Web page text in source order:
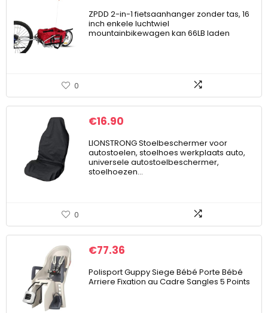
ZPDD 2-in-1 fietsaanhanger zonder tas, 16
inch enkele luchtwiel
mountainbikewagen kan 66LB laden
0
€16.90
LIONSTRONG Stoelbeschermer voor
autostoelen, stoelhoes werkplaats auto,
universele autostoelbeschermer,
stoelhoezen…
0
€77.36
Polisport Guppy Siege Bébé Porte Bébé
Arriere Fixation au Cadre Sangles 5 Points